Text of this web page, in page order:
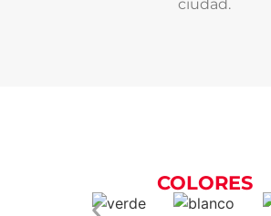
ciudad.
COLORES